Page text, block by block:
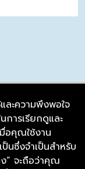
ละความพึงพอใจ
ารเรียกดูและ
อคุณใช้งาน
นซึ่งจำเป็นสำหรับ
” จะถือว่าคุณ